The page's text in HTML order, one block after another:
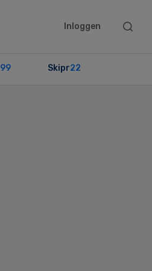
Inloggen
Search
99 Skipr22